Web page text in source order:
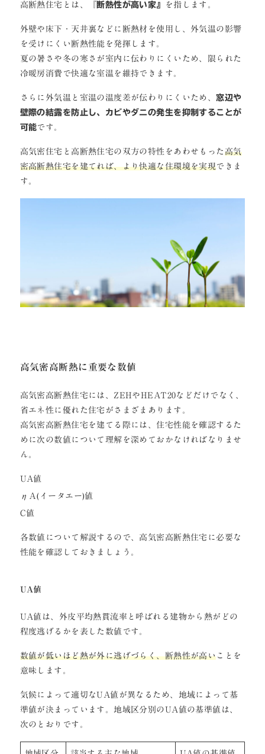
高断熱住宅とは、『 断熱性が高い家』 を指します。
外壁や床下・天井裏などに断熱材を使用し、外気温の影響
を受けにくい断熱性能を発揮します。
夏の暑さや冬の寒さが室内に伝わりにくいため、限られた
冷暖房消費で快適な室温を維持できます。
さらに外気温と室温の温度差が伝わりにくいため、窓辺や
壁際の結露を防止し、カビやダニの発生を抑制することが
可能です。
高気密住宅と高断熱住宅の双方の特性をあわせもった 高気
密高断熱住宅を建てれば、より快適な住環境を実現できま
す。
高気密高断熱に重要な数値
高気密高断熱住宅には、ZEHやHEAT20などだけでなく、
省エネ性に優れた住宅がさまざまあります。
高気密高断熱住宅を建てる際には、住宅性能を確認するた
めに次の数値について理解を深めておかなければなりませ
ん。
UA値
ηＡ(イータエー)値
C値
各数値について解説するので、高気密高断熱住宅に必要な
性能を確認しておきましょう。
UA値
UA値は、外皮平均熱貫流率と呼ばれる建物から熱がどの
程度逃げるかを表した数値です。
数値が低いほど熱が外に逃げづらく、断熱性が高い ことを
意味します。
気候によって適切なUA値が異なるため、地域によって基
準値が決まっています。地域区分別のUA値の基準値は、
次のとおりです。